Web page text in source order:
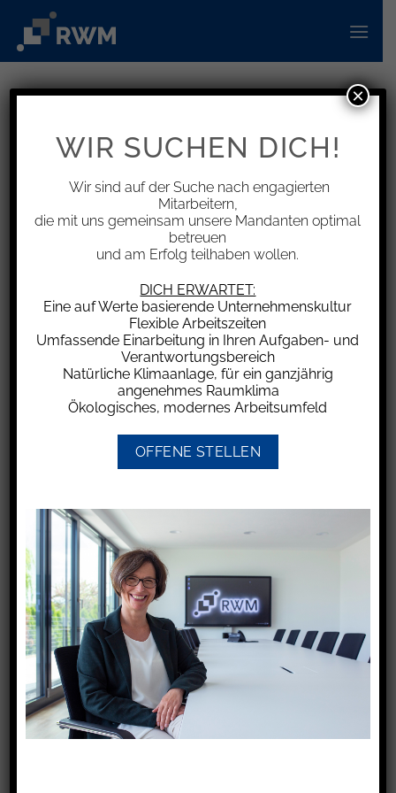
Inhalt
springen
Verstoß gegen hälftige Verteilung
des Maklerlohns
Ein Ehepaar erwarb ein mit einer
Doppelhaushälfte bebautes Grundstück. Mit der
Vermittlung des Verkaufs hatte die Verkäuferin
ein Maklerunternehmen beauftragt. Für die
Vermittlung der Immobilie entstand zugunsten
des Maklers gegenüber der Verkäuferin ein
Maklerlohnanspruch i.H. von 25.000 €. Der im
Exposé zunächst vorgesehene Kaufpreis wurde
um einen Betrag in dieser Höhe reduziert.
Zugleich verpflichteten sich die Käufer
sie nach notarieller Beurkundung des
Kaufvertrags bezahlten. Eine Maklerlohnzahlung
durch die Verkäuferin erfolgte nicht. Das
Ehepaar verlangte die Rückzahlung des
geleisteten Betrags.
Wird ein Makler nur von einer Partei (Käufer
oder Verkäufer) beauftragt, muss die andere
nur dann etwas an den Makler zahlen, wenn die
beauftragende Partei mindestens genauso viel
zahlen muss. Der Auftraggeber hat also
WIR SUCHEN DICH!
Wir sind auf der Suche nach engagierten
Mitarbeitern,
die mit uns gemeinsam unsere Mandanten optimal
betreuen
und am Erfolg teilhaben wollen.
DICH ERWARTET:
Eine auf Werte basierende Unternehmenskultur
Flexible Arbeitszeiten
Umfassende Einarbeitung in Ihren Aufgaben- und
Verantwortungsbereich
Natürliche Klimaanlage, für ein ganzjährig
angenehmes Raumklima
Ökologisches, modernes Arbeitsumfeld
OFFENE STELLEN
×